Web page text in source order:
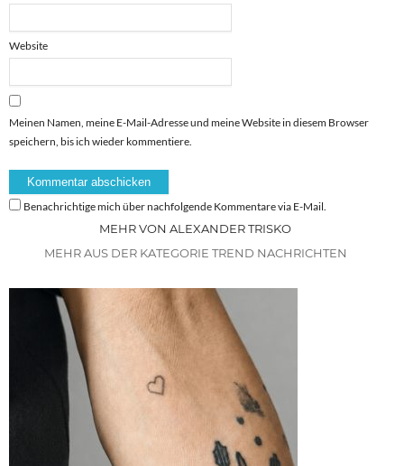
Website
Meinen Namen, meine E-Mail-Adresse und meine Website in diesem Browser
speichern, bis ich wieder kommentiere.
Benachrichtige mich über nachfolgende Kommentare via E-Mail.
MEHR VON ALEXANDER TRISKO
MEHR AUS DER KATEGORIE TREND NACHRICHTEN